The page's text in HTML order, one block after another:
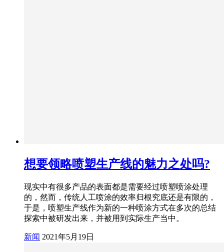
想要领略喷塑生产线的魅力之处吗?
现实中有很多产品的表面都是需要经过喷塑喷涂处理
的，然而，传统人工喷涂的效率归根究底还是有限的，
于是，喷塑生产线作为新的一种喷涂方式在多次的总结
探索中被研发出来，并被用到实际生产当中。
新闻 2021年5月19日